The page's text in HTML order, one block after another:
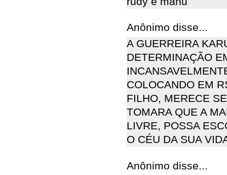
Anônimo disse...
A GUERREIRA
DETERMINAÇÃO
COLOCANDO EM
FILHO, MERECE
TOMARA QUE A
LIVRE, POSSA
O CÉU DA SUA
Anônimo disse...